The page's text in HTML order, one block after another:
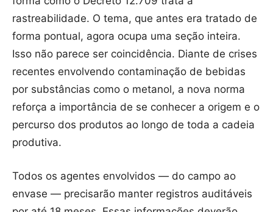
rastreabilidade. O tema, que antes era tratado de
forma pontual, agora ocupa uma seção inteira.
Isso não parece ser coincidência. Diante de crises
recentes envolvendo contaminação de bebidas
por substâncias como o metanol, a nova norma
reforça a importância de se conhecer a origem e o
percurso dos produtos ao longo de toda a cadeia
produtiva.
Todos os agentes envolvidos — do campo ao
envase — precisarão manter registros auditáveis